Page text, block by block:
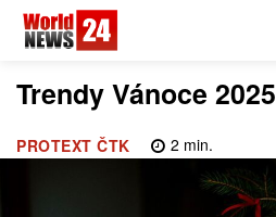
Trendy Vánoce 2025
PROTEXT ČTK 2 min.